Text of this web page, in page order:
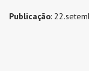
Publicação: